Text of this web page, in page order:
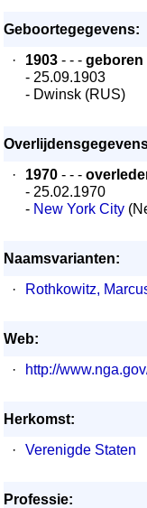
Geboortegegevens:
·
1903 - - - geboren
- 25.09.1903
- Dwinsk (RUS)
·
1970 - - -
- 25.02.1970
- New York City
Naamsvarianten:
·
Rothkowitz,
Web:
·
http://
Herkomst:
·
Verenigde Staten
Professie: